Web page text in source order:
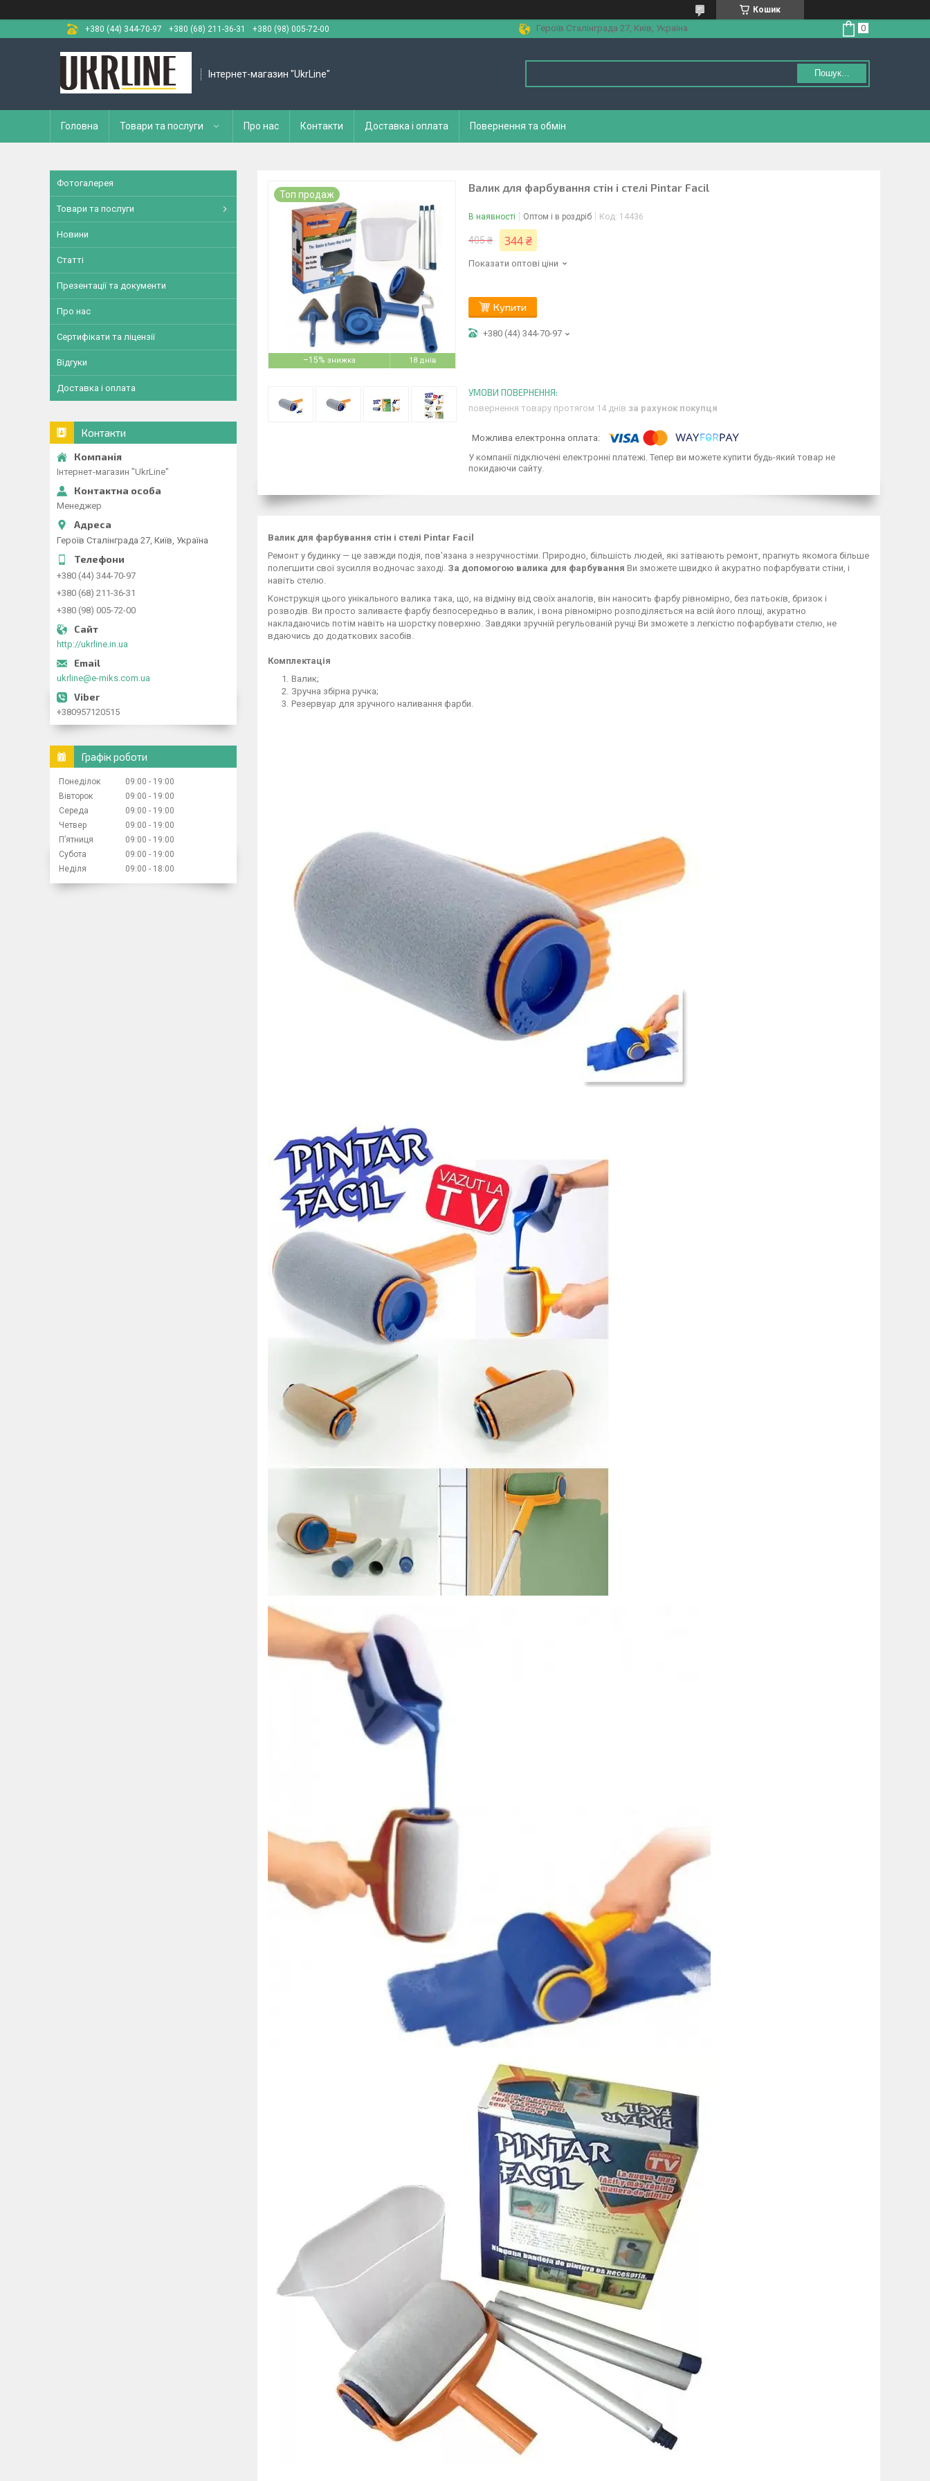
Кошик
+380 (44) 344-70-97
+380 (68) 211-36-31 +380 (98) 005-72-00 Героїв Сталінграда 27, Київ, Україна
Інтернет-магазин "UkrLine" Пошук...
Головна Товари та послуги Про нас Контакти Доставка і оплата Повернення та обмін
–15% 18 днів
Топ продаж
Валик для фарбування стін і стелі Pintar Facil
В наявності Оптом і в роздріб Код: 14436
405 ₴ 344 ₴
Показати оптові ціни
Купити
+380 (44) 344-70-97
повернення товару протягом 14 днів за рахунок покупця
У компанії підключені електронні платежі. Тепер ви можете купити будь-який товар не
покидаючи сайту.
Валик для фарбування стін і стелі Pintar Facil
Ремонт у будинку — це завжди подія, пов'язана з незручностіми. Природно, більшість людей, які затівають ремонт, прагнуть якомога більше
полегшити свої зусилля водночас заході. За допомогою валика для фарбування Ви зможете швидко й акуратно пофарбувати стіни, і
навіть стелю.
Конструкція цього унікального валика така, що, на відміну від своїх аналогів, він наносить фарбу рівномірно, без патьоків, бризок і
розводів. Ви просто заливаєте фарбу безпосередньо в валик, і вона рівномірно розподіляється на всій його площі, акуратно
накладаючись потім навіть на шорстку поверхню. Завдяки зручній регульованій ручці Ви зможете з легкістю пофарбувати стелю, не
вдаючись до додаткових засобів.
Комплектація
Валик;
Зручна збірна ручка;
Резервуар для зручного наливання фарби.
Фотогалерея
Товари та послуги
Новини
Статті
Презентації та документи
Про нас
Сертифікати та ліцензії
Відгуки
Доставка і оплата
Контакти
Інтернет-магазин "UkrLine"
Менеджер
Героїв Сталінграда 27, Київ, Україна
+380 (44) 344-70-97
+380 (68) 211-36-31
+380 (98) 005-72-00
http://ukrline.in.ua
ukrline@e-miks.com.ua
+380957120515
Графік роботи
Понеділок 09:00
19:00
Вівторок
09:00
19:00
Середа
09:00
19:00
Четвер
09:00
19:00
Пʼятниця
09:00
19:00
Субота
09:00
19:00
Неділя
09:00 18:00